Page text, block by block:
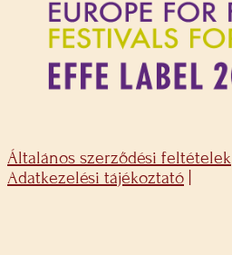
Általános szerződési feltételek
Adatkezelési tájékoztató